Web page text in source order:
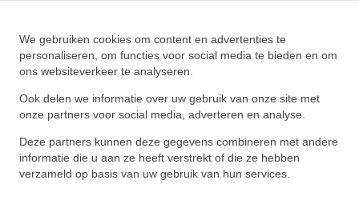
We gebruiken cookies om content en advertenties te
personaliseren, om functies voor social media te bieden en om
ons websiteverkeer te analyseren.
Ook delen we informatie over uw gebruik van onze site met
onze partners voor social media, adverteren en analyse.
Deze partners kunnen deze gegevens combineren met andere
informatie die u aan ze heeft verstrekt of die ze hebben
verzameld op basis van uw gebruik van hun services.
★★★★★
★★★★★
Schrijf een review!